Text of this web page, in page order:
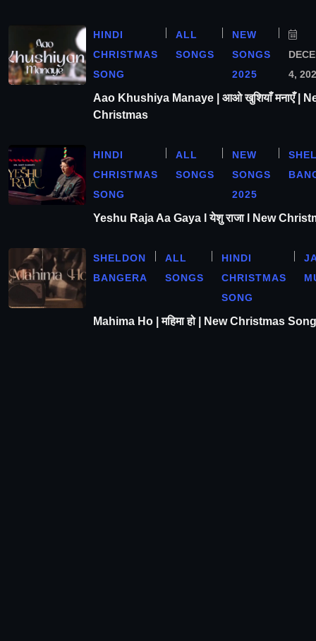
HINDI
CHRISTMAS
SONG
ALL
SONGS
NEW
SONGS
2025
4,
Aao Khushiya Manaye | आओ खुशियाँ मनाएँ |
Christmas
HINDI
CHRISTMAS
SONG
ALL
SONGS
NEW
SONGS
2025
Yeshu Raja Aa Gaya l येशु राजा l New
SHELDON
BANGERA
ALL
SONGS
HINDI
CHRISTMAS
SONG
Mahima Ho | महिमा हो | New Christmas Song